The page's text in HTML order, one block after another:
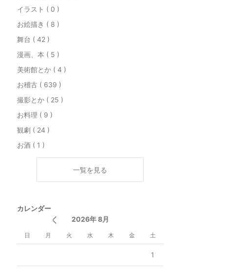
イラスト ( 0 )
お絵描き ( 8 )
舞台 ( 42 )
漫画、本 ( 5 )
美術館とか ( 4 )
お稽古 ( 639 )
撮影とか ( 25 )
お料理 ( 9 )
観劇 ( 24 )
お酒 ( 1 )
一覧を見る
カレンダー
2026年 8月
日 月 火 水 木 金 土
1